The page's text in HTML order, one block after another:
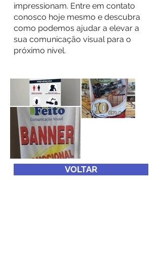
impressionam. Entre em contato
conosco hoje mesmo e descubra
como podemos ajudar a elevar a
sua comunicação visual para o
próximo nível.
VOLTAR